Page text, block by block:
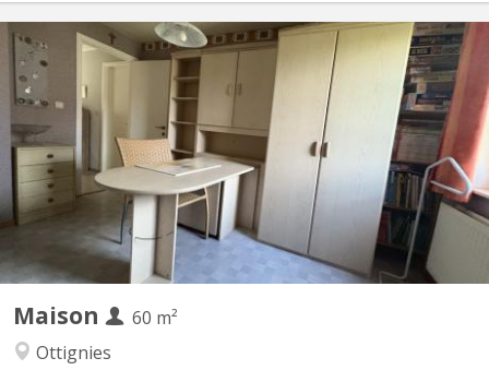
Maison
60 m²
Ottignies
KV 2089
Chambre individuelle Cuisine et salle de bain commune